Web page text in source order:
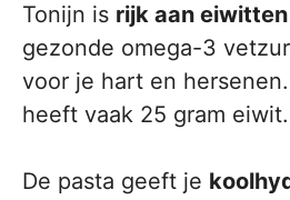
Tonijn is rijk aan eiwitten
gezonde omega-3
voor je hart en
heeft vaak 25 gram
De pasta geeft je